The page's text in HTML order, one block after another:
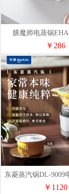
膳魔师电蒸锅
￥286
东菱蒸汽锅DL-9009
锅蒸炖煮一
￥1120